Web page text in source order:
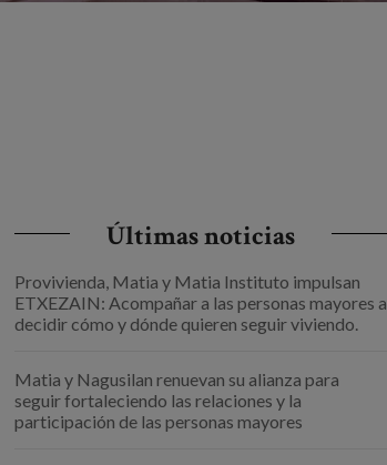
Últimas noticias
Provivienda, Matia y Matia Instituto impulsan
ETXEZAIN: Acompañar a las personas mayores a
decidir cómo y dónde quieren seguir viviendo.
Matia y Nagusilan renuevan su alianza para
seguir fortaleciendo las relaciones y la
participación de las personas mayores